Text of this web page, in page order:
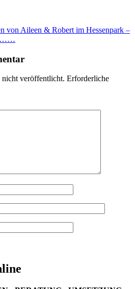
von Aileen & Robert im Hessenpark –
veröffentlicht. Erforderliche